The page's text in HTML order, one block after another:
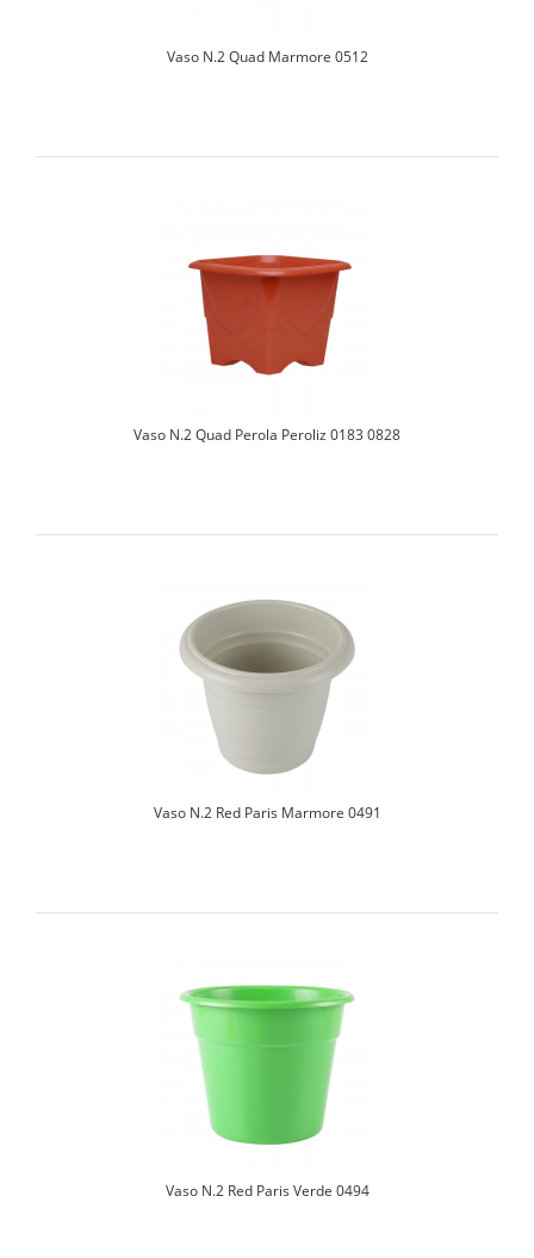
Vaso N.2 Quad Marmore 0512
Vaso N.2 Quad Perola Peroliz 0183 0828
Vaso N.2 Red Paris Marmore 0491
Vaso N.2 Red Paris Verde 0494